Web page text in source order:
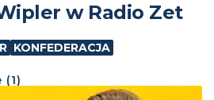
w Radio Zet
KONFEDERACJA
(1)